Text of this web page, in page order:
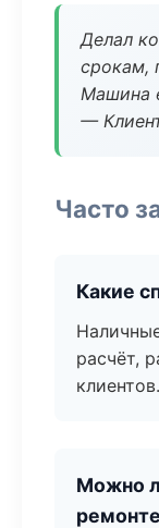
Делал
срокам,
Машина
—
Часто
Какие
расчёт,
клиентов.
Можно